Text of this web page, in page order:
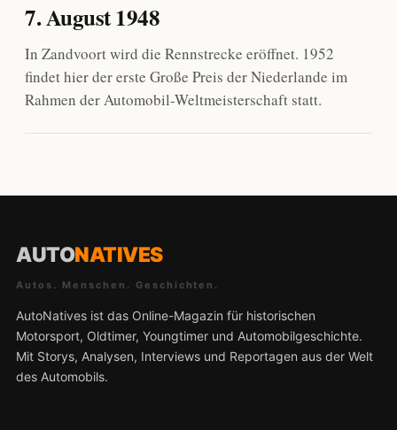
7. August 1948
In Zandvoort wird die Rennstrecke eröffnet. 1952
findet hier der erste Große Preis der Niederlande im
Rahmen der Automobil-Weltmeisterschaft statt.
AUTONATIVES
Autos. Menschen. Geschichten.
AutoNatives ist das Online-Magazin für historischen
Motorsport, Oldtimer, Youngtimer und Automobilgeschichte.
Mit Storys, Analysen, Interviews und Reportagen aus der Welt
des Automobils.